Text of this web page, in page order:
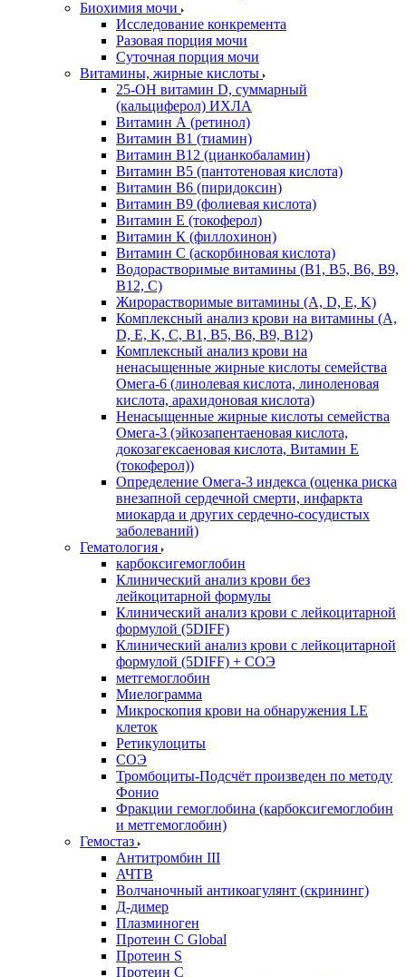
Биохимия мочи
Исследование конкремента
Разовая порция мочи
Суточная порция мочи
Витамины, жирные кислоты
25-OH витамин D, суммарный
(кальциферол) ИХЛА
Витамин А (ретинол)
Витамин В1 (тиамин)
Витамин В12 (цианкобаламин)
Витамин В5 (пантотеновая кислота)
Витамин В6 (пиридоксин)
Витамин В9 (фолиевая кислота)
Витамин Е (токоферол)
Витамин К (филлохинон)
Витамин С (аскорбиновая кислота)
Водорастворимые витамины (B1, B5, B6, В9,
В12, С)
Жирорастворимые витамины (A, D, E, K)
Комплексный анализ крови на витамины (A,
D, E, K, C, B1, B5, B6, В9, B12)
Комплексный анализ крови на
ненасыщенные жирные кислоты семейства
Омега-6 (линолевая кислота, линоленовая
кислота, арахидоновая кислота)
Ненасыщенные жирные кислоты семейства
Омега-3 (эйкозапентаеновая кислота,
докозагексаеновая кислота, Витамин E
(токоферол))
Определение Омега-3 индекса (оценка риска
внезапной сердечной смерти, инфаркта
миокарда и других сердечно-сосудистых
заболеваний)
Гематология
карбоксигемоглобин
Клинический анализ крови без
лейкоцитарной формулы
Клинический анализ крови с лейкоцитарной
формулой (5DIFF)
Клинический анализ крови с лейкоцитарной
формулой (5DIFF) + СОЭ
метгемоглобин
Миелограмма
Микроскопия крови на обнаружения LE
клеток
Ретикулоциты
СОЭ
Тромбоциты-Подсчёт произведен по методу
Фонио
Фракции гемоглобина (карбоксигемоглобин
и метгемоглобин)
Гемостаз
Антитромбин III
АЧТВ
Волчаночный антикоагулянт (скрининг)
Д-димер
Плазминоген
Протеин C Global
Протеин S
Протеин С